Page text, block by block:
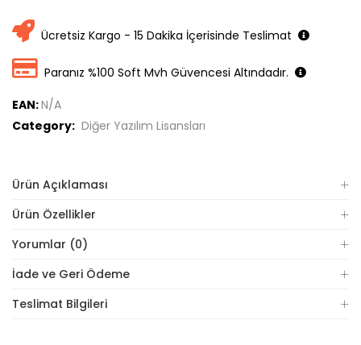
Ücretsiz Kargo - 15 Dakika İçerisinde Teslimat
Paranız %100 Soft Mvh Güvencesi Altındadır.
EAN:N/A
Category: Diğer Yazılım Lisansları
Ürün Açıklaması
Ürün Özellikler
Yorumlar (0)
İade ve Geri Ödeme
Teslimat Bilgileri